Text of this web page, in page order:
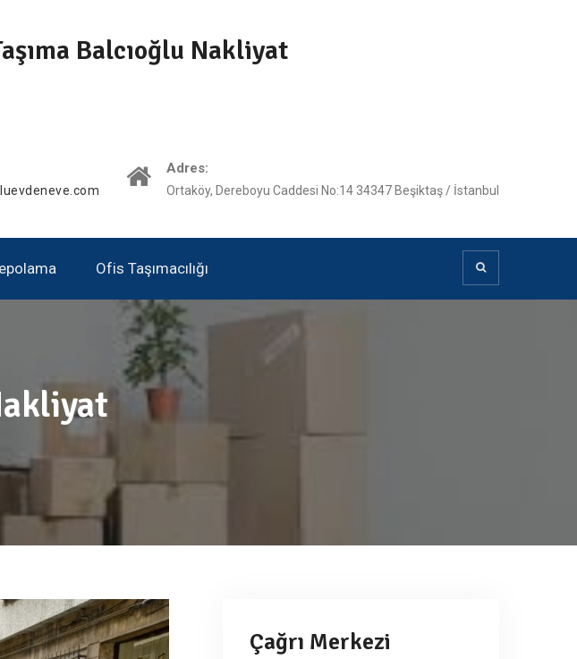
Balcıoğlu Nakliyat
Adres:
Ortaköy, Dereboyu Caddesi No:14 34347 Beşiktaş / İstanbul
Ofis Taşımacılığı
Çağrı Merkezi